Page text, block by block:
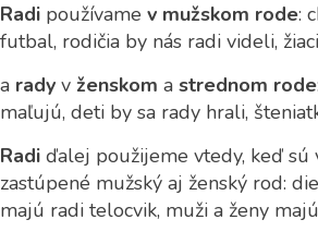
Radi používame v mužskom rode:
futbal, rodičia by nás radi videli,
a rady v ženskom a strednom rode
maľujú, deti by sa rady hrali,
Radi ďalej použijeme vtedy, keď sú
zastúpené mužský aj ženský rod:
majú radi telocvik, muži a ženy